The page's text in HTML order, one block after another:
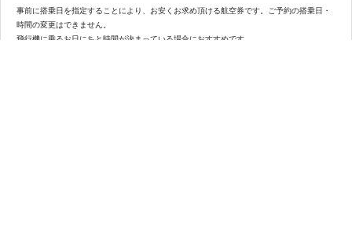
事前に搭乗日を指定することにより、お安くお求め頂ける航空券です。ご予約の搭乗日・
時間の変更はできません。
飛行機に乗るお日にちと時間が決まっている場合におすすめです。